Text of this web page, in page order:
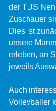
der TUS
Zuschauer
Dies ist
unsere
erleben, an
jeweils
Auch
Volleyballer